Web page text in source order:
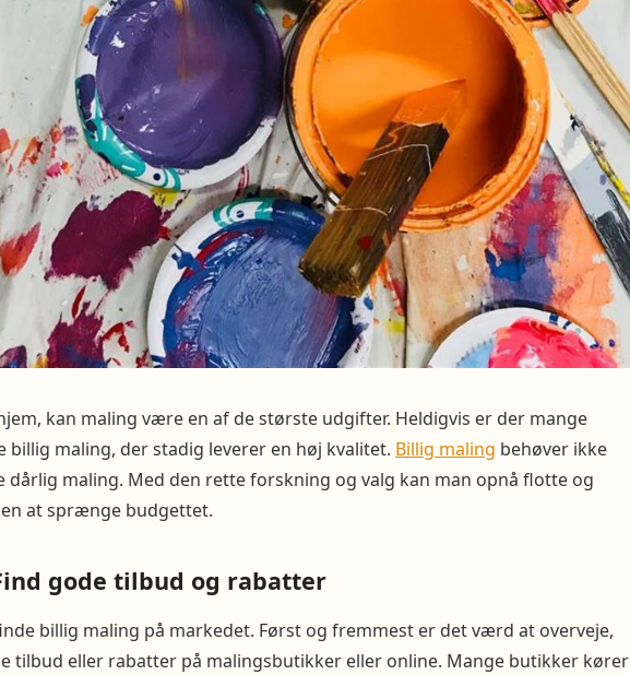
kan maling være en af de største udgifter. Heldigvis er der mange
maling, der stadig leverer en høj kvalitet. Billig maling behøver ikke
dårlig maling. Med den rette forskning og valg kan man opnå flotte og
at sprænge budgettet.
gode tilbud og rabatter
billig maling på markedet. Først og fremmest er det værd at overveje,
tilbud eller rabatter på malingsbutikker eller online. Mange butikker kører